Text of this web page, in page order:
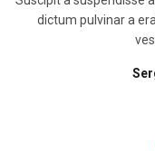
dictum pulvinar a